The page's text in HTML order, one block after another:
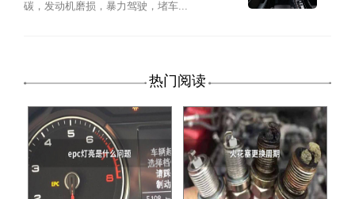
碳，发动机磨损，暴力驾驶，堵车...
热门阅读